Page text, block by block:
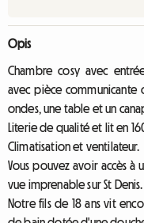
Opis
Chambre cosy avec
avec pièce communicante
ondes, une table et un
Literie de qualité et lit en
Climatisation et ventilateur.
Vous pouvez avoir accès à
vue imprenable sur St Denis.
Notre fils de 18 ans vit